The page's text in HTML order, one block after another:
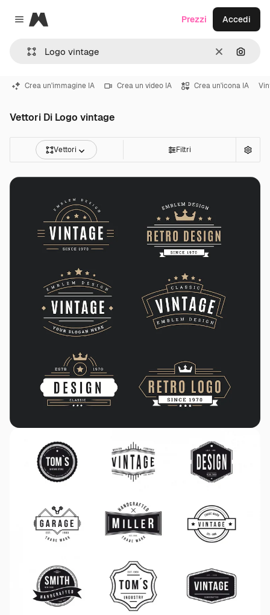
Close menu
Magnific
CancellaCerca
Prezzi Accedi
Crea un'immagine IA Crea un video IA Crea un'icona IA
Vettori Di Logo vintage
Vettori Filtri